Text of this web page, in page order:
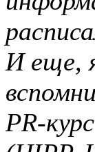
И еще,
PR-